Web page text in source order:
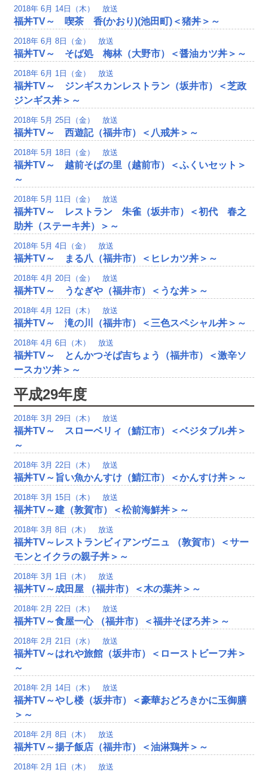
2018年 6月 14日（木） 放送
福丼TV～ 喫茶 香(かおり)(池田町)＜猪丼＞～
2018年 6月 8日（金） 放送
福丼TV～ そば処 梅林（大野市）＜醤油カツ丼＞～
2018年 6月 1日（金） 放送
福丼TV～ ジンギスカンレストラン（坂井市）＜芝政
ジンギス丼＞～
2018年 5月 25日（金） 放送
福丼TV～ 西遊記（福井市）＜八戒丼＞～
2018年 5月 18日（金） 放送
福丼TV～ 越前そばの里（越前市）＜ふくいセット＞
～
2018年 5月 11日（金） 放送
福丼TV～ レストラン 朱雀（坂井市）＜初代 春之
助丼（ステーキ丼）＞～
2018年 5月 4日（金） 放送
福丼TV～ まる八（福井市）＜ヒレカツ丼＞～
2018年 4月 20日（金） 放送
福丼TV～ うなぎや（福井市）＜うな丼＞～
2018年 4月 12日（木） 放送
福丼TV～ 滝の川（福井市）＜三色スペシャル丼＞～
2018年 4月 6日（木） 放送
福丼TV～ とんかつそば吉ちょう（福井市）＜激辛ソ
ースカツ丼＞～
平成29年度
2018年 3月 29日（木） 放送
福丼TV～ スローベリィ（鯖江市）＜ベジタブル丼＞
～
2018年 3月 22日（木） 放送
福丼TV～旨い魚かんすけ（鯖江市）＜かんすけ丼＞～
2018年 3月 15日（木） 放送
福丼TV～建（敦賀市）＜松前海鮮丼＞～
2018年 3月 8日（木） 放送
福丼TV～レストランビィアンヴニュ （敦賀市）＜サー
モンとイクラの親子丼＞～
2018年 3月 1日（木） 放送
福丼TV～成田屋 （福井市）＜木の葉丼＞～
2018年 2月 22日（木） 放送
福丼TV～食屋一心 （福井市）＜福井そぼろ丼＞～
2018年 2月 21日（水） 放送
福丼TV～はれや旅館（坂井市）＜ローストビーフ丼＞
～
2018年 2月 14日（木） 放送
福丼TV～やし楼（坂井市）＜豪華おどろきかに玉御膳
＞～
2018年 2月 8日（木） 放送
福丼TV～揚子飯店（福井市）＜油淋鶏丼＞～
2018年 2月 1日（木） 放送